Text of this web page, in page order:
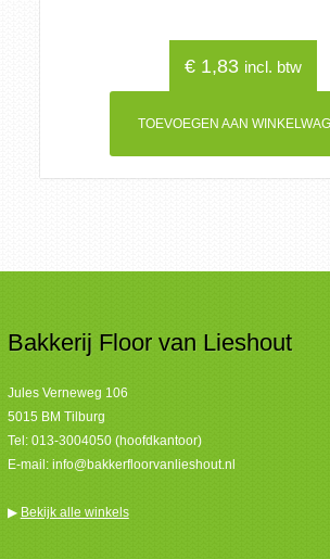
€ 1,83 incl. btw
TOEVOEGEN AAN
Bakkerij Floor van Lieshout
Jules Verneweg 106
5015 BM Tilburg
Tel: 013-3004050 (hoofdkantoor)
E-mail: info@bakkerfloorvanlieshout.nl
▶ Bekijk alle winkels